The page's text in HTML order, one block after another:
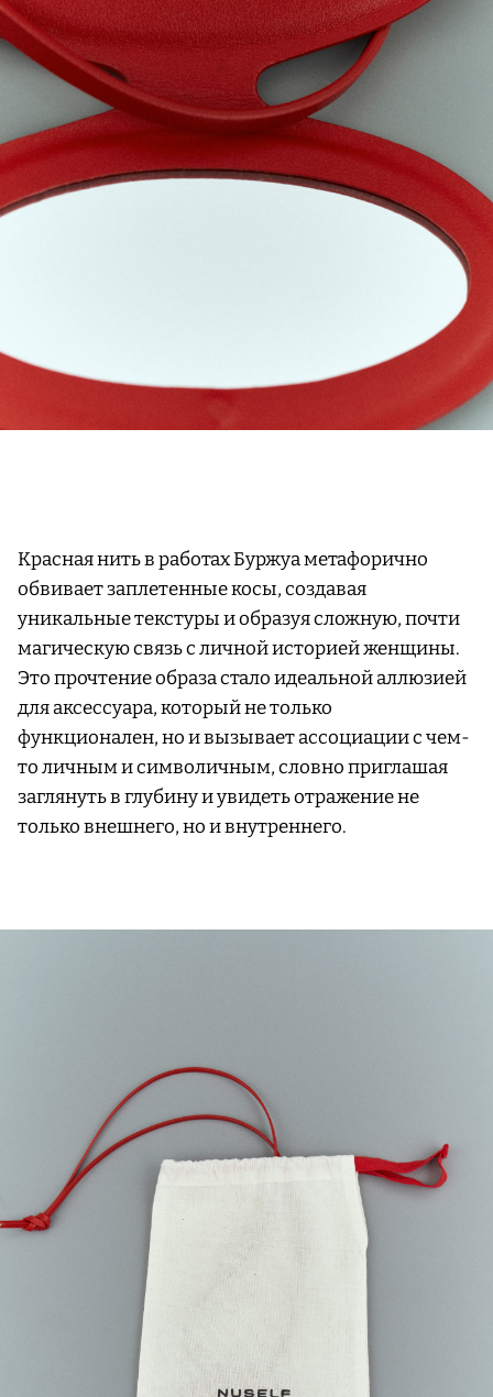
Красная нить в работах Буржуа метафорично
обвивает заплетенные косы, создавая
уникальные текстуры и образуя сложную, почти
магическую связь с личной историей женщины.
Это прочтение образа стало идеальной аллюзией
для аксессуара, который не только
функционален, но и вызывает ассоциации с чем-
то личным и символичным, словно приглашая
заглянуть в глубину и увидеть отражение не
только внешнего, но и внутреннего.